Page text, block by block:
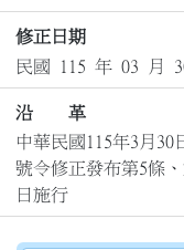
修正日期
民國 115 年 03 月
沿 革
中華民國115年3月30
號令修正發布第5條
日施行